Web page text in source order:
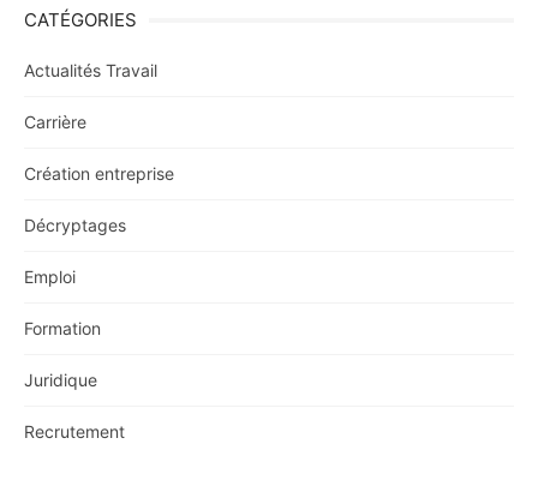
CATÉGORIES
Actualités Travail
Carrière
Création entreprise
Décryptages
Emploi
Formation
Juridique
Recrutement